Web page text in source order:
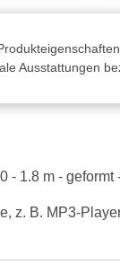
Ausstattungen
- 1.8 m - geformt
z. B. MP3-